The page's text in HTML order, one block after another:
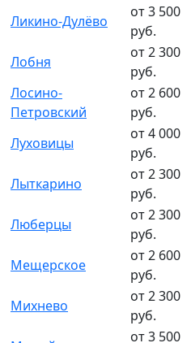
Ликино-Дулёво
от 3 500
руб.
Лобня
от 2 300
руб.
Лосино-
Петровский
от 2 600
руб.
Луховицы
от 4 000
руб.
Лыткарино
от 2 300
руб.
Люберцы
от 2 300
руб.
Мещерское
от 2 600
руб.
Михнево
от 2 300
руб.
от 3 500